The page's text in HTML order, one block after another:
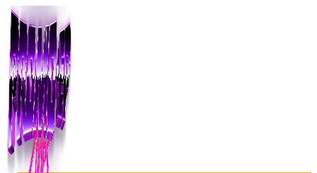
Перейти
содержимому